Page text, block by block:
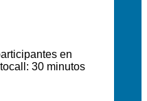
en
30 minutos